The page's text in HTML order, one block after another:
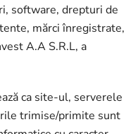
software, drepturi de
mărci înregistrate,
A.A S.R.L, a
ca site-ul, serverele
trimise/primite sunt